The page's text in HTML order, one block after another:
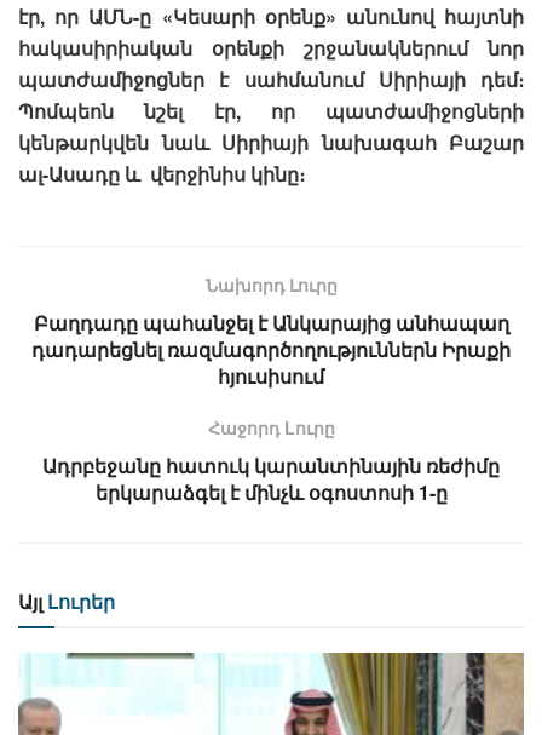
էր, որ ԱՄՆ-ը «Կեսարի օրենք» անունով հայտնի
հակասիրիական օրենքի շրջանակներում նոր
պատժամիջոցներ է սահմանում Սիրիայի դեմ։
Պոմպեոն նշել էր, որ պատժամիջոցների
կենթարկվեն նաև Սիրիայի նախագահ Բաշար
ալ-Ասադը և վերջինիս կինը։
Նախորդ Լուրը
Բաղդադը պահանջել է Անկարայից անհապաղ
դադարեցնել ռազմագործողություններն Իրաքի
հյուսիսում
Հաջորդ Lուրը
Ադրբեջանը հատուկ կարանտինային ռեժիմը
երկարաձգել է մինչև օգոստոսի 1-ը
Այլ Լուրեր